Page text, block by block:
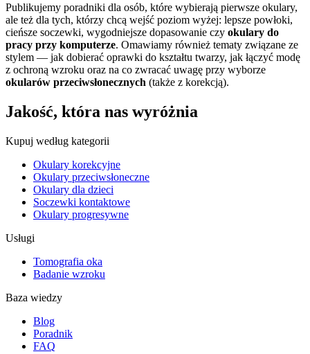
Publikujemy poradniki dla osób, które wybierają pierwsze okulary,
ale też dla tych, którzy chcą wejść poziom wyżej: lepsze powłoki,
cieńsze soczewki, wygodniejsze dopasowanie czy okulary do
pracy przy komputerze. Omawiamy również tematy związane ze
stylem — jak dobierać oprawki do kształtu twarzy, jak łączyć modę
z ochroną wzroku oraz na co zwracać uwagę przy wyborze
okularów przeciwsłonecznych (także z korekcją).
Jakość, która nas wyróżnia
Kupuj według kategorii
Okulary korekcyjne
Okulary przeciwsłoneczne
Okulary dla dzieci
Soczewki kontaktowe
Okulary progresywne
Usługi
Tomografia oka
Badanie wzroku
Baza wiedzy
Blog
Poradnik
FAQ